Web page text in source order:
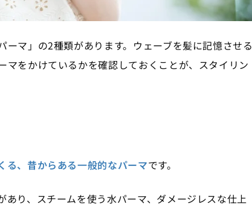
マ」の2種類があります。ウェーブを髪に記憶させる
をかけているかを確認しておくことが、スタイリン
る、昔からある一般的なパーマです。
り、スチームを使う水パーマ、ダメージレスな仕上